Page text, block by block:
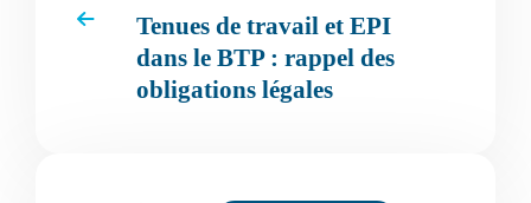
Tenues de travail et EPI
dans le BTP : rappel des
obligations légales